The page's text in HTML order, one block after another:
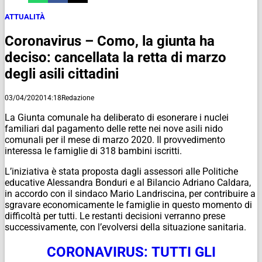
ATTUALITÀ
Coronavirus – Como, la giunta ha
deciso: cancellata la retta di marzo
degli asili cittadini
03/04/202014:18Redazione
La Giunta comunale ha deliberato di esonerare i nuclei
familiari dal pagamento delle rette nei nove asili nido
comunali per il mese di marzo 2020. Il provvedimento
interessa le famiglie di 318 bambini iscritti.
L’iniziativa è stata proposta dagli assessori alle Politiche
educative Alessandra Bonduri e al Bilancio Adriano Caldara,
in accordo con il sindaco Mario Landriscina, per contribuire a
sgravare economicamente le famiglie in questo momento di
difficoltà per tutti. Le restanti decisioni verranno prese
successivamente, con l’evolversi della situazione sanitaria.
CORONAVIRUS: TUTTI GLI